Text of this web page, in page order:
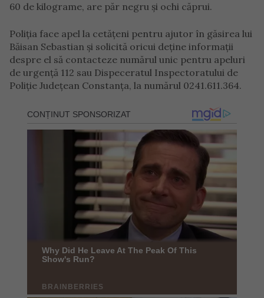
60 de kilograme, are păr negru și ochi căprui.
Poliția face apel la cetățeni pentru ajutor în găsirea lui
Băisan Sebastian și solicită oricui deține informații
despre el să contacteze numărul unic pentru apeluri
de urgență 112 sau Dispeceratul Inspectoratului de
Poliție Județean Constanța, la numărul 0241.611.364.